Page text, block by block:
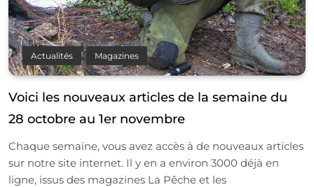
Actualités Magazines
Voici les nouveaux articles de la semaine du
28 octobre au 1er novembre
Chaque semaine, vous avez accès à de nouveaux articles
sur notre site internet. Il y en a environ 3000 déjà en
ligne, issus des magazines La Pêche et les